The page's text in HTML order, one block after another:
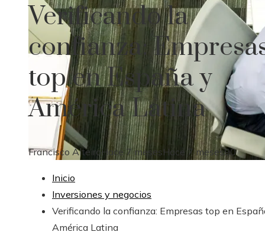
Verificando la
confianza:
top en España y
América Latina
Francisco AlteiroHace 7 mesesHace 7 meses90
Inicio
Inversiones y negocios
Verificando la confianza: Empresas top en
América Latina